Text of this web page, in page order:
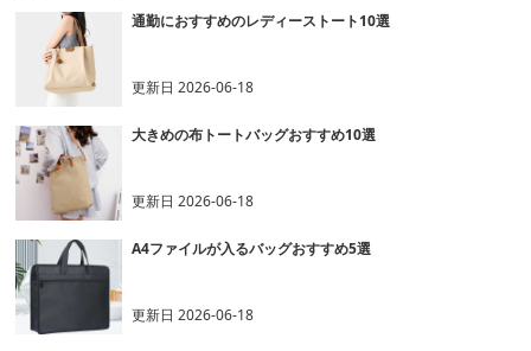
通勤におすすめのレディーストート10選
更新日2026-06-18
大きめの布トートバッグおすすめ10選
更新日2026-06-18
A4ファイルが入るバッグおすすめ5選
更新日2026-06-18